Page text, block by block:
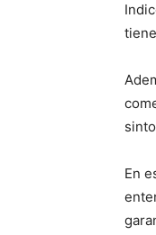
En